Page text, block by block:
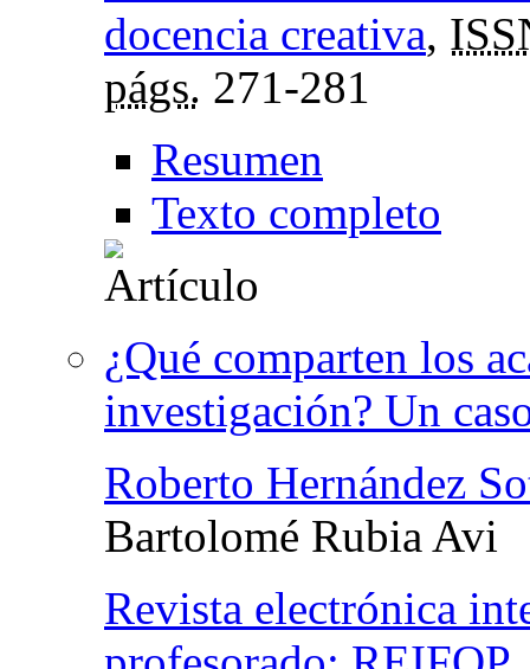
docencia creativa,
págs. 271-281
Resumen
Texto completo
¿Qué comparten los
investigación? Un
Roberto Hernández
Bartolomé Rubia Avi
Revista electrónica